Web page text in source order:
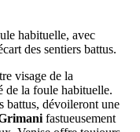
habituelle, avec
des sentiers battus.
visage de la
de la foule habituelle.
battus, dévoileront une
fastueusement